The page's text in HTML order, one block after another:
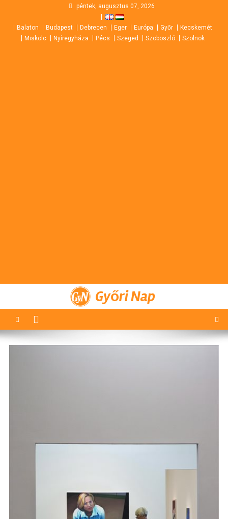
content
péntek, augusztus 07, 2026
Balaton Budapest Debrecen Eger Európa Győr
Kecskemét
Miskolc
Nyíregyháza Pécs Szeged Szoboszló Szolnok
Győri Nap